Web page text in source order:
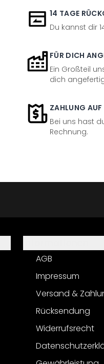
14 TAGE
Du kannst dir
FÜR DICH
Ein Großteil
dich
ZAHLUNG
Bei uns hast
Rechnung.
AGB
Impressum
Versand &
Rücksendung
Widerrufsrecht